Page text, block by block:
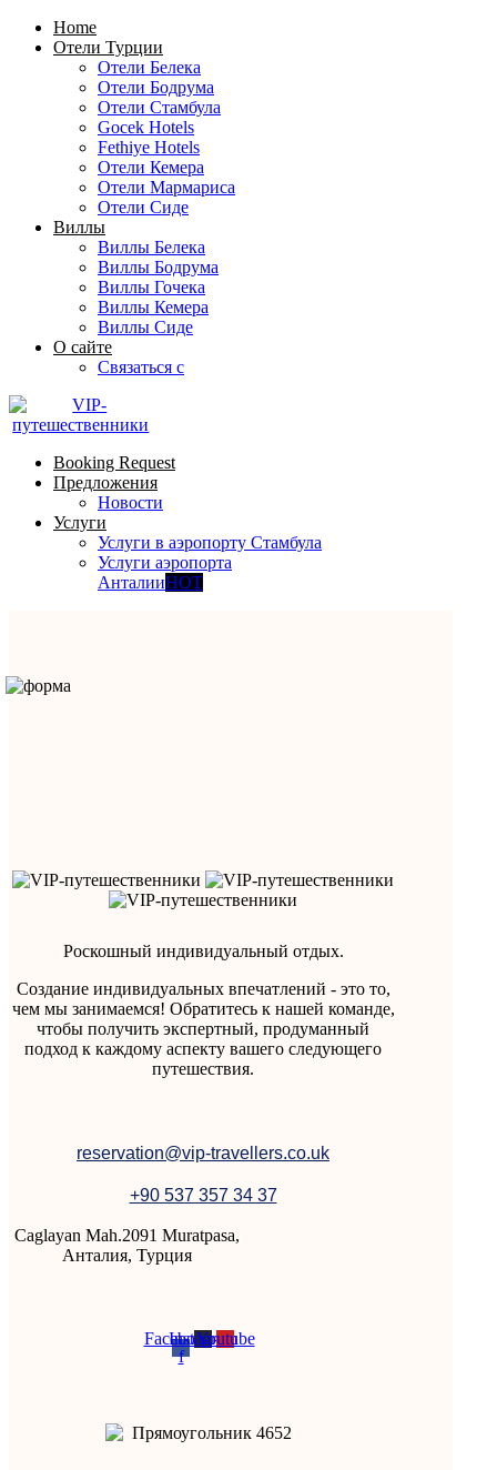
Home
Отели Турции
Отели Белека
Отели Бодрума
Отели Стамбула
Gocek Hotels
Fethiye Hotels
Отели Кемера
Отели Мармариса
Отели Сиде
Виллы
Виллы Белека
Виллы Бодрума
Виллы Гочека
Виллы Кемера
Виллы Сиде
О сайте
Связаться с
Booking Request
Предложения
Новости
Услуги
Услуги в аэропорту Стамбула
Услуги аэропорта
АнталииHOT
Роскошный индивидуальный отдых.
Создание индивидуальных впечатлений - это то,
чем мы занимаемся! Обратитесь к нашей команде,
чтобы получить экспертный, продуманный
подход к каждому аспекту вашего следующего
путешествия.
reservation@vip-travellers.co.uk
+90 537 357 34 37
Caglayan Mah.2091 Muratpasa,
Анталия, Турция
Facebook-
f
Instagram
Youtube